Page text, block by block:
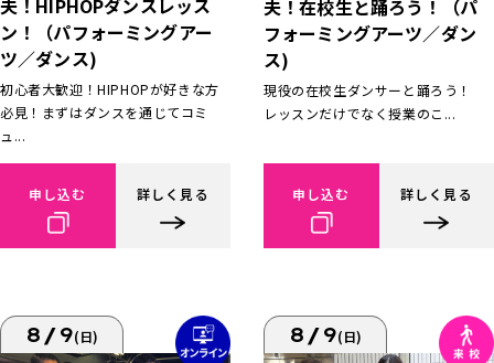
ン！（パフォーミングアー
ツ／ダンス)
初心者大歓迎！HIPHOPが好きな方
必見！まずはダンスを通じてコミ
ュ...
申し込む 詳しく見る
夫！在校生と踊ろう！（パ
フォーミングアーツ／ダン
ス)
現役の在校生ダンサーと踊ろう！
レッスンだけでなく授業のこ...
申し込む 詳しく見る
8/9(日) 8/9(日)